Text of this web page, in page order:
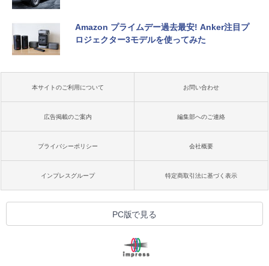
Amazon プライムデー過去最安! Anker注目プ
ロジェクター3モデルを使ってみた
本サイトのご利用について お問い合わせ
広告掲載のご案内 編集部へのご連絡
プライバシーポリシー 会社概要
インプレスグループ 特定商取引法に基づく表示
PC版で見る